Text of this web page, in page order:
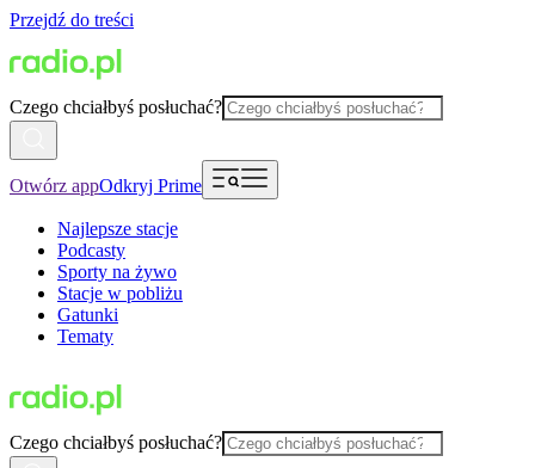
Przejdź do treści
Czego chciałbyś posłuchać?
Otwórz appOdkryj Prime
Najlepsze stacje
Podcasty
Sporty na żywo
Stacje w pobliżu
Gatunki
Tematy
Czego chciałbyś posłuchać?